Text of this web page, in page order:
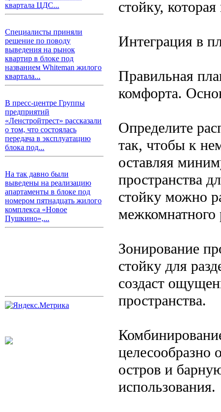
квартала ЦДС...
Специалисты приняли
решение по поводу
выведения на рынок
квартир в блоке под
названием Whiteman жилого
квартала...
В пресс-центре Группы
предприятий
«Ленстройтрест» рассказали
о том, что состоялась
передача в эксплуатацию
блока под...
На так давно были
выведены на реализацию
апартаменты в блоке под
номером пятнадцать жилого
комплекса «Новое
Пушкино»,...
стойку,
Интеграция в
Правильная
комфорта.
Определите
так, чтобы к
оставляя
пространства
стойку можно
межкомнатного
Зонирование
стойку для
создаст
пространства.
целесообразно
остров и
использования.